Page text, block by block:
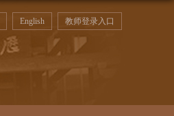
English 教师登录入口